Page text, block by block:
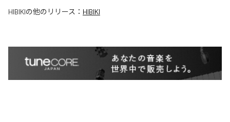
HIBIKIの他のリリース： HIBIKI